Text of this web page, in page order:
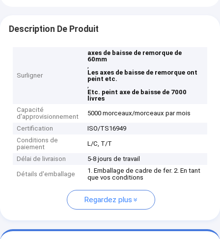
Description De Produit
Surligner
axes de baisse de remorque de
60mm
,
Les axes de baisse de remorque ont
peint etc.
,
Etc. peint axe de baisse de 7000
livres
Capacité
d'approvisionnement
5000 morceaux/morceaux par mois
Certification
ISO/TS16949
Conditions de
paiement
L/C, T/T
Délai de livraison 5-8 jours de travail
Détails d'emballage
1. Emballage de cadre de fer. 2. En tant
que vos conditions
Regardez plus